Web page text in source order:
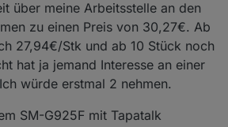
über meine Arbeitsstelle an den
zu einen Preis von 30,27€. Ab
27,94€/Stk und ab 10 Stück noch
hat ja jemand Interesse an einer
würde erstmal 2 nehmen.
SM-G925F mit Tapatalk